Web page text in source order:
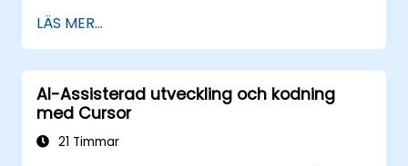
LÄS MER...
AI-Assisterad utveckling och kodning
med Cursor
21 Timmar